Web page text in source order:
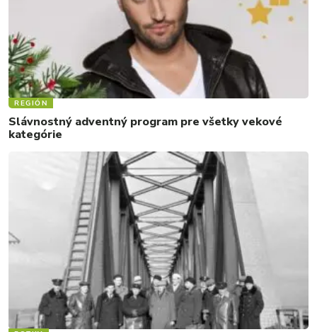
REGIÓN
Slávnostný adventný program pre všetky vekové
kategórie